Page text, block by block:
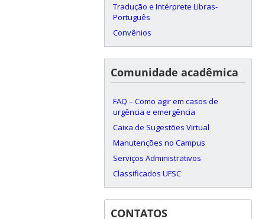
Tradução e Intérprete Libras-
Português
Convênios
Comunidade acadêmica
FAQ – Como agir em casos de
urgência e emergência
Caixa de Sugestões Virtual
Manutenções no Campus
Serviços Administrativos
Classificados UFSC
CONTATOS